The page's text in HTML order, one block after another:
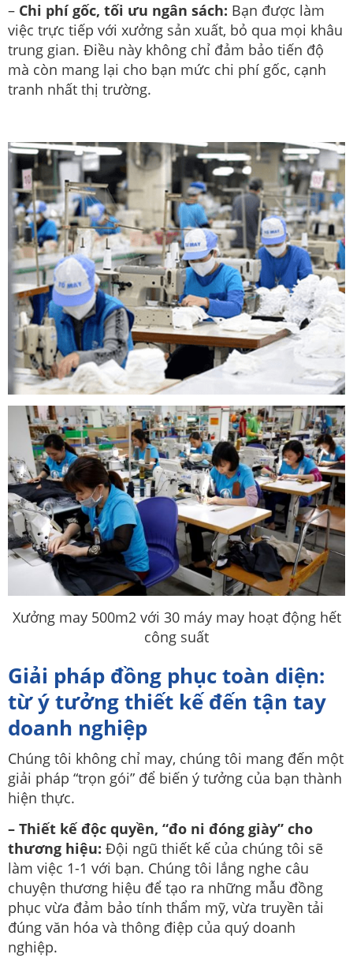
– Chi phí gốc, tối ưu ngân sách: Bạn được làm
việc trực tiếp với xưởng sản xuất, bỏ qua mọi khâu
trung gian. Điều này không chỉ đảm bảo tiến độ
mà còn mang lại cho bạn mức chi phí gốc, cạnh
tranh nhất thị trường.
Xưởng may 500m2 với 30 máy may hoạt động hết
công suất
Giải pháp đồng phục toàn diện:
từ ý tưởng thiết kế đến tận tay
doanh nghiệp
Chúng tôi không chỉ may, chúng tôi mang đến một
giải pháp “trọn gói” để biến ý tưởng của bạn thành
hiện thực.
– Thiết kế độc quyền, “đo ni đóng giày” cho
thương hiệu: Đội ngũ thiết kế của chúng tôi sẽ
làm việc 1-1 với bạn. Chúng tôi lắng nghe câu
chuyện thương hiệu để tạo ra những mẫu đồng
phục vừa đảm bảo tính thẩm mỹ, vừa truyền tải
đúng văn hóa và thông điệp của quý doanh
nghiệp.